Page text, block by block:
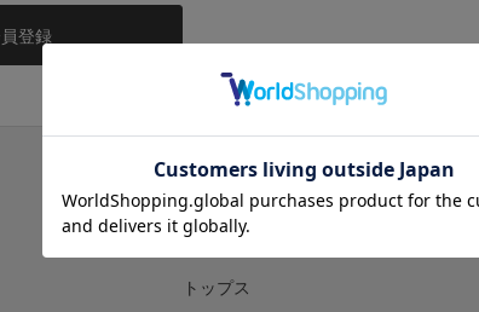
CATEGORY
トップス